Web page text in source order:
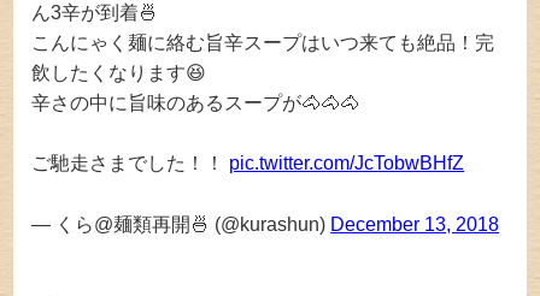
ん3辛が到着🍜
こんにゃく麺に絡む旨辛スープはいつ来ても絶品！完
飲したくなります😆
辛さの中に旨味のあるスープが🐴🐴🐴
ご馳走さまでした！！ pic.twitter.com/JcTobwBHfZ
— くら@麺類再開🍜 (@kurashun) December 13, 2018